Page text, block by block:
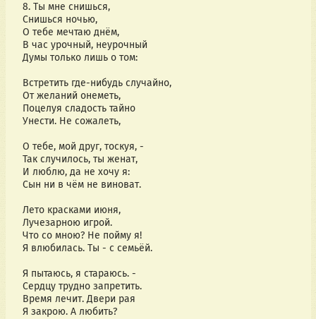
8. Ты мне снишься,
Снишься ночью,
О тебе мечтаю днём,
В час урочный, неурочный
Думы только лишь о том:
Встретить где-нибудь случайно,
От желаний онеметь,
Поцелуя сладость тайно
Унести. Не сожалеть,
О тебе, мой друг, тоскуя, -
Так случилось, ты женат,
И люблю, да не хочу я:
Сын ни в чём не виноват.
Лето красками июня,
Лучезарною игрой.
Что со мною? Не пойму я!
Я влюбилась. Ты - с семьёй.
Я пытаюсь, я стараюсь. -
Сердцу трудно запретить.
Время лечит. Двери рая
Я закрою. А любить?